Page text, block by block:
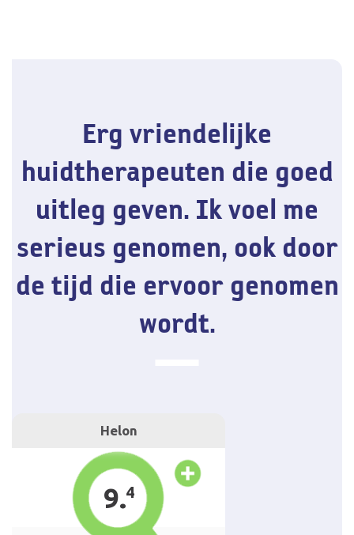
Erg vriendelijke
huidtherapeuten die goed
uitleg geven. Ik voel me
serieus genomen, ook door
de tijd die ervoor genomen
wordt.